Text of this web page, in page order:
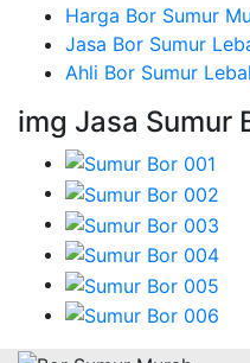
Harga Bor Sumur
Jasa Bor Sumur
Ahli Bor Sumur
img Jasa Sumur